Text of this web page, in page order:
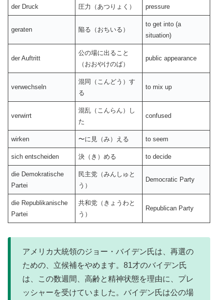
der Druck 圧力（あつりょく） pressure
geraten 陥る（おちいる）
to get into (a
situation)
der Auftritt
公の場に出ること
（おおやけのば）
public appearance
verwechseln
混同（こんどう）す
る
to mix up
verwirrt
混乱（こんらん）し
た
confused
wirken 〜に見（み）える to seem
sich entscheiden 決（き）める to decide
die Demokratische
Partei
民主党（みんしゅと
う）
Democratic Party
die Republikanische
Partei
共和党（きょうわと
う）
Republican Party
アメリカ大統領のジョー・バイデン氏は、再選の
ための、立候補をやめます。81才のバイデン氏
は、この数週間、高齢と精神状態を理由に、プレ
ッシャーを受けていました。バイデン氏は公の場